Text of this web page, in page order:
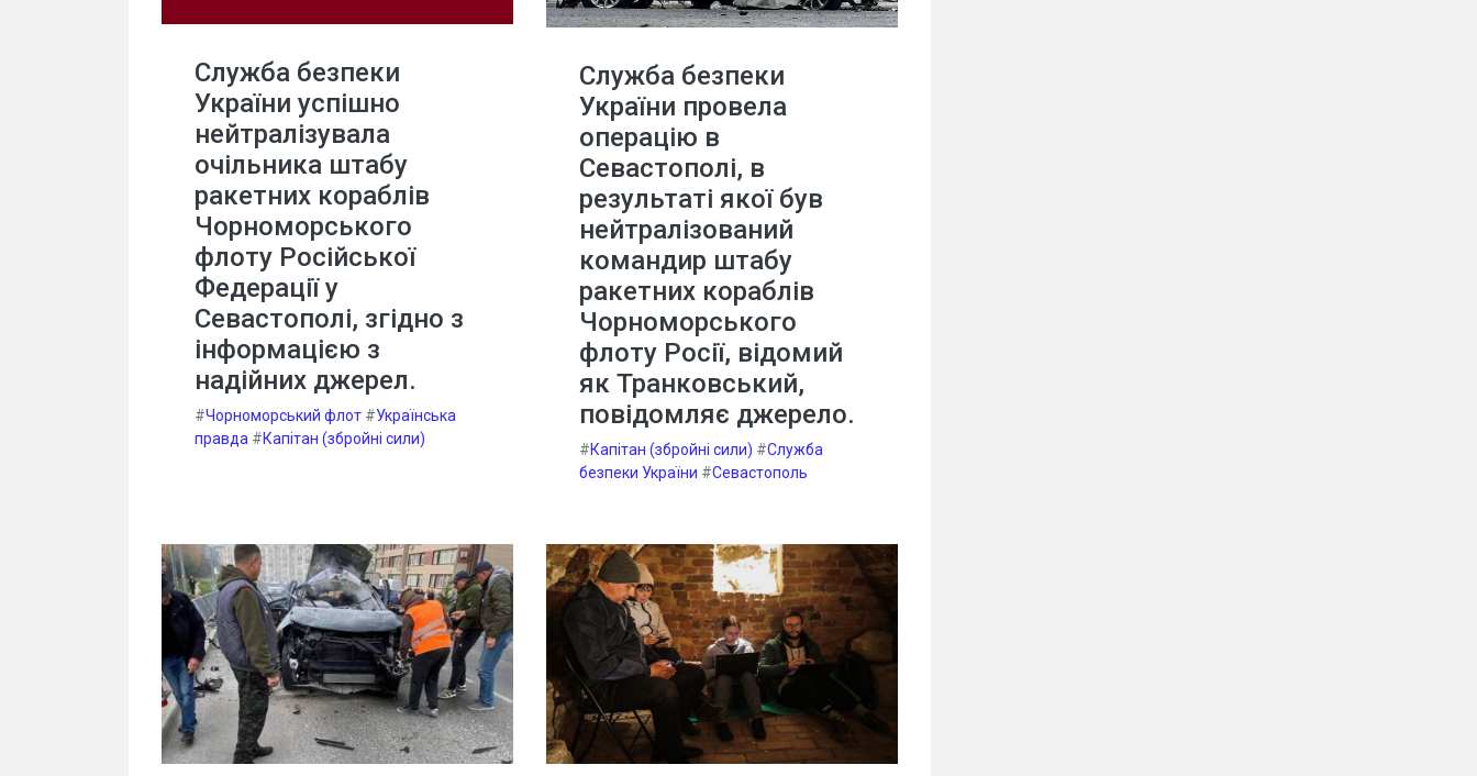
Служба безпеки
України успішно
нейтралізувала
очільника штабу
ракетних кораблів
Чорноморського
флоту Російської
Федерації у
Севастополі, згідно з
інформацією з
надійних джерел.
#Чорноморський флот #Українська
правда #Капітан (збройні сили)
Служба безпеки
України провела
операцію в
Севастополі, в
результаті якої був
нейтралізований
командир штабу
ракетних кораблів
Чорноморського
флоту Росії, відомий
як Транковський,
повідомляє джерело.
#Капітан (збройні сили) #Служба
безпеки України #Севастополь